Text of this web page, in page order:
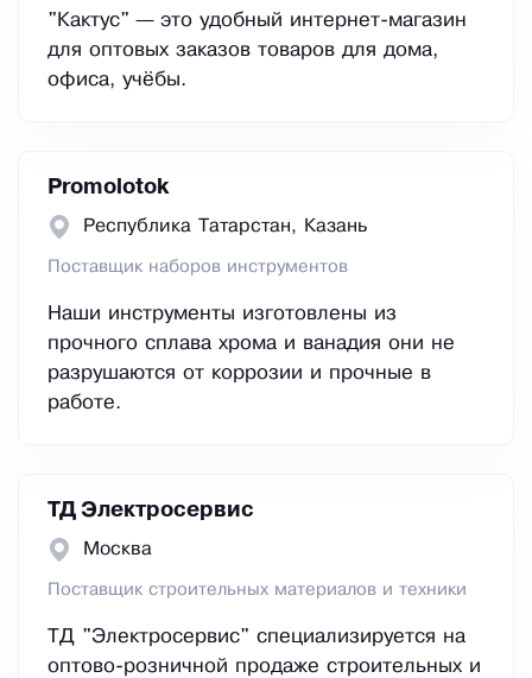
"Кактус" — это удобный интернет-магазин
для оптовых заказов товаров для дома,
офиса, учёбы.
Promolotok
Республика Татарстан, Казань
Поставщик наборов инструментов
Наши инструменты изготовлены из
прочного сплава хрома и ванадия они не
разрушаются от коррозии и прочные в
работе.
ТД Электросервис
Москва
Поставщик строительных материалов и техники
ТД "Электросервис" специализируется на
оптово-розничной продаже строительных и